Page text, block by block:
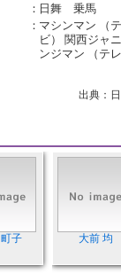
： 日舞 乗馬
： マシンマン （
ビ） 関西ジャ
ンジマン （テ
出典：
子 大前 均